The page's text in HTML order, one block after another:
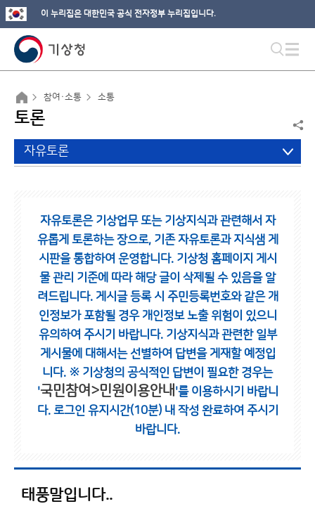
이 누리집은 대한민국 공식 전자정부 누리집입니다.
참여·소통 소통
토론
자유토론
자유토론은 기상업무 또는 기상지식과 관련해서 자
유롭게 토론하는 장으로, 기존 자유토론과 지식샘 게
시판을 통합하여 운영합니다. 기상청 홈페이지 게시
물 관리 기준에 따라 해당 글이 삭제될 수 있음을 알
려드립니다. 게시글 등록 시 주민등록번호와 같은 개
인정보가 포함될 경우 개인정보 노출 위험이 있으니
유의하여 주시기 바랍니다. 기상지식과 관련한 일부
게시물에 대해서는 선별하여 답변을 게재할 예정입
니다. ※ 기상청의 공식적인 답변이 필요한 경우는
'국민참여>민원이용안내 '를 이용하시기 바랍니
다. 로그인 유지시간(10분) 내 작성 완료하여 주시기
바랍니다.
태풍말입니다..